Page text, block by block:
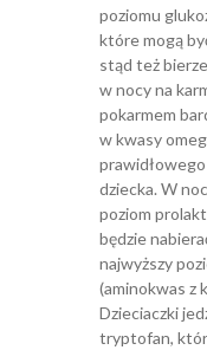
poziomu
które mogą
stąd też
w nocy na
pokarmem
w kwasy
dziecka. W
poziom
będzie
najwyższy
(aminokwas z
Dzieciaczki
tryptofan,